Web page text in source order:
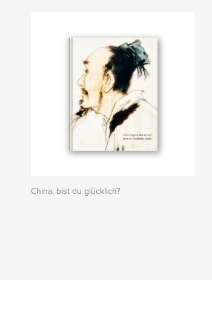
China, bist du glücklich?